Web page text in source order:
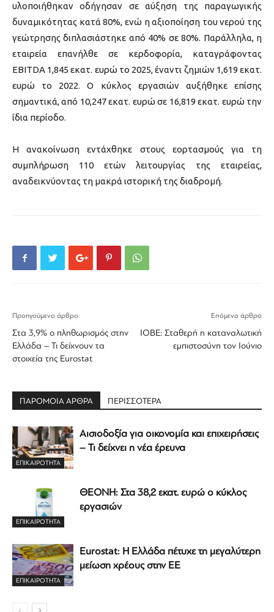
υλοποιήθηκαν οδήγησαν σε αύξηση της παραγωγικής
δυναμικότητας κατά 80%, ενώ η αξιοποίηση του νερού της
γεώτρησης διπλασιάστηκε από 40% σε 80%. Παράλληλα, η
εταιρεία επανήλθε σε κερδοφορία, καταγράφοντας
EBITDA 1,845 εκατ. ευρώ το 2025, έναντι ζημιών 1,619 εκατ.
ευρώ το 2022. Ο κύκλος εργασιών αυξήθηκε επίσης
σημαντικά, από 10,247 εκατ. ευρώ σε 16,819 εκατ. ευρώ την
ίδια περίοδο.
Η ανακοίνωση εντάχθηκε στους εορτασμούς για τη
συμπλήρωση 110 ετών λειτουργίας της εταιρείας,
αναδεικνύοντας τη μακρά ιστορική της διαδρομή.
Προηγούμενο άρθρο
Στα 3,9% ο πληθωρισμός στην
Ελλάδα – Τι δείχνουν τα
στοιχεία της Eurostat
Επόμενο άρθρο
ΙΟΒΕ: Σταθερή η καταναλωτική
εμπιστοσύνη τον Ιούνιο
ΠΑΡΟΜΟΙΑ ΑΡΘΡΑ ΠΕΡΙΣΣΟΤΕΡΑ
ΕΠΙΚΑΙΡΟΤΗΤΑ
Αισιοδοξία για οικονομία και επιχειρήσεις
– Τι δείχνει η νέα έρευνα
ΕΠΙΚΑΙΡΟΤΗΤΑ
ΘΕΟΝΗ: Στα 38,2 εκατ. ευρώ ο κύκλος
εργασιών
ΕΠΙΚΑΙΡΟΤΗΤΑ
Eurostat: Η Ελλάδα πέτυχε τη μεγαλύτερη
μείωση χρέους στην ΕΕ